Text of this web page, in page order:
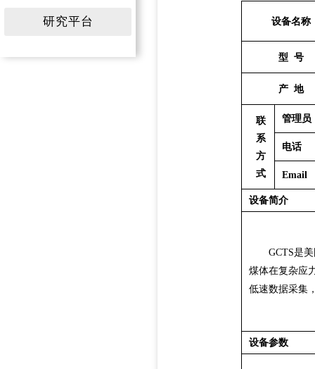
研究平台 设备名称
型 号
产 地
联
系
方
式
管理员
电话
Email
设备简介
GCTS是
煤体在复杂应
低速数据采集
设备参数